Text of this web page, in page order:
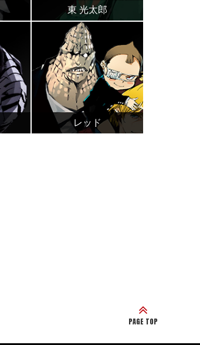
東 光太郎
レッド
PAGE TOP